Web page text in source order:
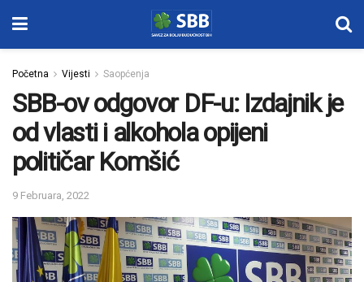
Početna Vijesti Saopćenja
SBB-ov odgovor DF-u: Izdajnik je
od vlasti i alkohola opijeni
političar Komšić
9 Februara, 2022